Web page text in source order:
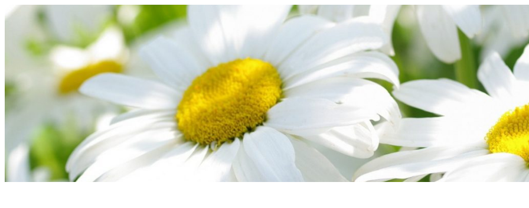
Перейти
содержимому